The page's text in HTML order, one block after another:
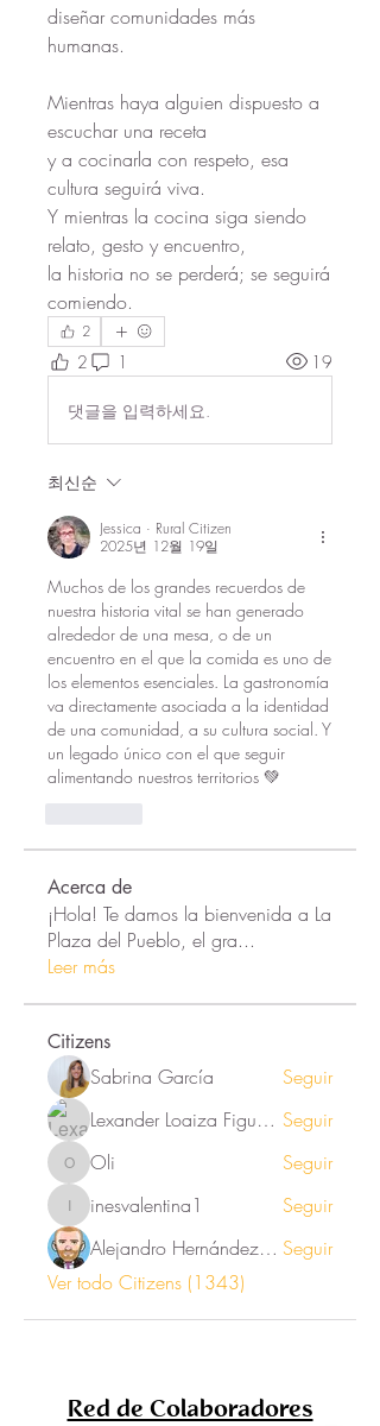
diseñar comunidades más
humanas.
Mientras haya alguien dispuesto a
escuchar una receta
y a cocinarla con respeto, esa
cultura seguirá viva.
Y mientras la cocina siga siendo
relato, gesto y encuentro,
la historia no se perderá; se seguirá
comiendo.
2
2 1 19
댓글을 입력하세요.
최신순
Jessica · Rural Citizen
2025년 12월 19일
Muchos de los grandes recuerdos de
nuestra historia vital se han generado
alrededor de una mesa, o de un
encuentro en el que la comida es uno de
los elementos esenciales. La gastronomía
va directamente asociada a la identidad
de una comunidad, a su cultura social. Y
un legado único con el que seguir
alimentando nuestros territorios 💚
Acerca de
¡Hola! Te damos la bienvenida a La
Plaza del Pueblo, el gra...
Leer más
Citizens
Sabrina García
Seguir
Lexander Loaiza Figueroa Seguir
Oli Oli Seguir
inesvalentina1
inesvalentina1
Seguir
Alejandro Hernández Renner Seguir
Ver todo Citizens (1343)
Red de Colaboradores